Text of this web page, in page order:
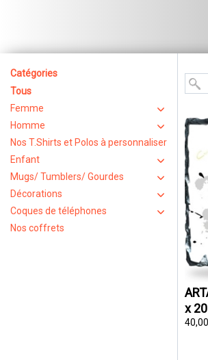
Catégories
Tous
Femme
Homme
Nos T.Shirts et Polos à personnaliser
Enfant
Mugs/ Tumblers/ Gourdes
Décorations
Coques de téléphones
Nos coffrets
x